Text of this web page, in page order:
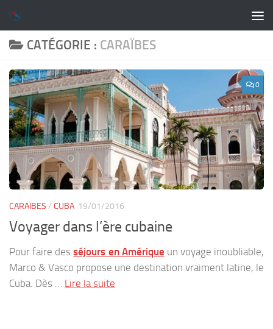
Skip to content
CATÉGORIE : CARAÏBES
0
CARAÏBES / CUBA 19/01/2016
Voyager dans l’ère cubaine
Pour faire desséjours en Amérique un voyage inoubliable,
Marco & Vasco propose une destination vraiment latine, le
Cuba. Dès … Lire la suite